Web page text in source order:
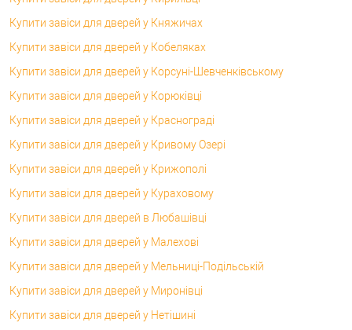
Купити завіси для дверей у Княжичах
Купити завіси для дверей у Кобеляках
Купити завіси для дверей у Корсунi-Шевченківському
Купити завіси для дверей у Корюківці
Купити завіси для дверей у Краснограді
Купити завіси для дверей у Кривому Озері
Купити завіси для дверей у Крижополі
Купити завіси для дверей у Кураховому
Купити завіси для дверей в Любашівці
Купити завіси для дверей у Малехові
Купити завіси для дверей у Мельниці-Подільській
Купити завіси для дверей у Миронівці
Купити завіси для дверей у Нетішині